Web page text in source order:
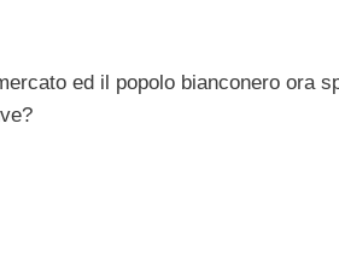
ed il popolo bianconero ora